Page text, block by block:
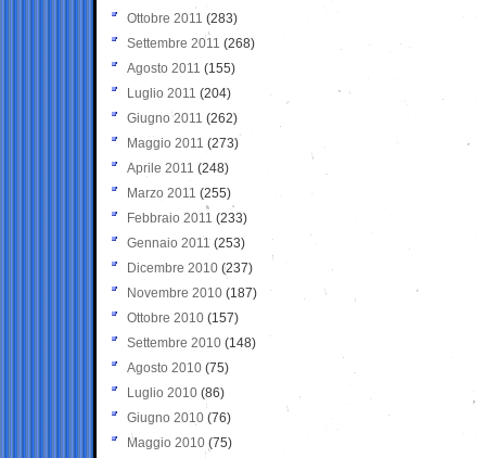
Ottobre 2011 (283)
Settembre 2011 (268)
Agosto 2011 (155)
Luglio 2011 (204)
Giugno 2011 (262)
Maggio 2011 (273)
Aprile 2011 (248)
Marzo 2011 (255)
Febbraio 2011 (233)
Gennaio 2011 (253)
Dicembre 2010 (237)
Novembre 2010 (187)
Ottobre 2010 (157)
Settembre 2010 (148)
Agosto 2010 (75)
Luglio 2010 (86)
Giugno 2010 (76)
Maggio 2010 (75)